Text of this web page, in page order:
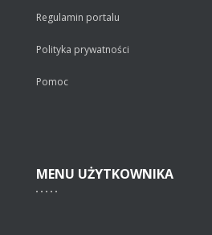
Regulamin portalu
Polityka prywatności
Pomoc
MENU UŻYTKOWNIKA